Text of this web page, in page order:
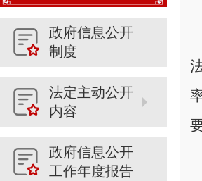
政府信息公开
制度
法定主动公开
内容
政府信息公开
工作年度报告